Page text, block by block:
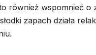
również wspomnieć
zapach działa